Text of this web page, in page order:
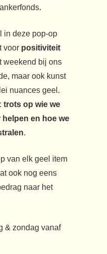
in deze pop-op
voor positiviteit
weekend bij ons
maar ook kunst
nuances geel.
trots op wie we
en hoe we
.
van elk geel item
ook nog eens
naar het
& zondag vanaf